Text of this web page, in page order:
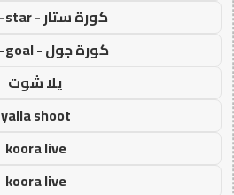
كورة ستار - koora-star
كورة جول - koora-goal
يلا شوت
yalla shoot
koora live
koora live